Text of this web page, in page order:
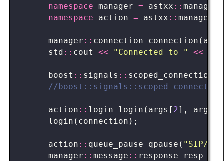
namespace manager = astxx :: manager
namespace
action = astxx :: manager
manager :: connection connection ( args
std :: cout << "Connected to " <<
boost :: signals :: scoped_connection
action :: login login ( args [ 2], args
login ( connection );
action :: queue_pause qpause ( "SIP/
manager :: message :: response resp